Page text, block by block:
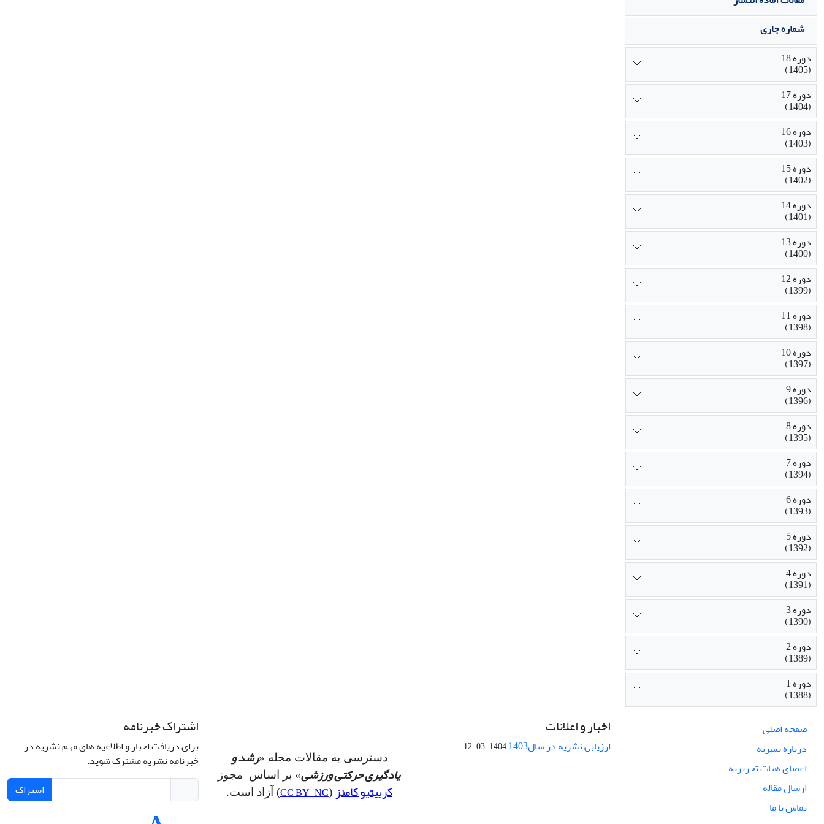
شماره جاری
دوره 18
(1405)
دوره 17
(1404)
دوره 16
(1403)
دوره 15
(1402)
دوره 14
(1401)
دوره 13
(1400)
دوره 12
(1399)
دوره 11
(1398)
دوره 10
(1397)
دوره 9
(1396)
دوره 8
(1395)
دوره 7
(1394)
دوره 6
(1393)
دوره 5
(1392)
دوره 4
(1391)
دوره 3
(1390)
دوره 2
(1389)
دوره 1
(1388)
صفحه اصلی
درباره نشریه
اعضای هیات تحریریه
ارسال مقاله
تماس با ما
اخبار و اعلانات
ارزیابی نشریه در سال1403 1404-03-12
دسترسی به مقالات مجله «رشد و
یادگیری حرکتی ورزشی» بر اساس مجوز
کرییتیو کامنز (
CC BY-NC) آزاد است.
اشتراک خبرنامه
برای دریافت اخبار و اطلاعیه های مهم نشریه در
خبرنامه نشریه مشترک شوید.
اشتراک